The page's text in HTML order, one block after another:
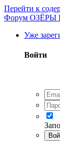
Перейти к
Форум ОЗЁРЫ
Уже
Войти